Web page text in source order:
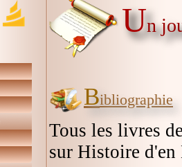
Un
Bibliographie
Tous les livres
sur Histoire